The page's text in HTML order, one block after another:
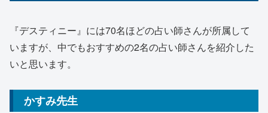
『デスティニー』には70名ほどの占い師さんが所属して
いますが、中でもおすすめの2名の占い師さんを紹介した
いと思います。
かすみ先生